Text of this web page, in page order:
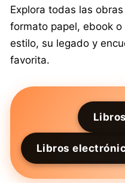
Explora todas las
formato papel, ebook
estilo, su legado y
favorita.
Libros